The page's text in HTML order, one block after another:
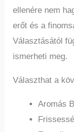
ellenére nem
erőt és a
Választásától
ismerheti meg.
Választhat a
Aromás